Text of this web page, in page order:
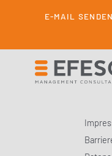
E-MAIL SENDEN